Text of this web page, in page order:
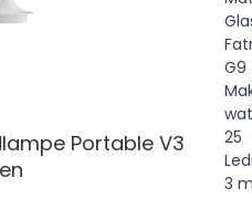
Portable V3
G9
25
3